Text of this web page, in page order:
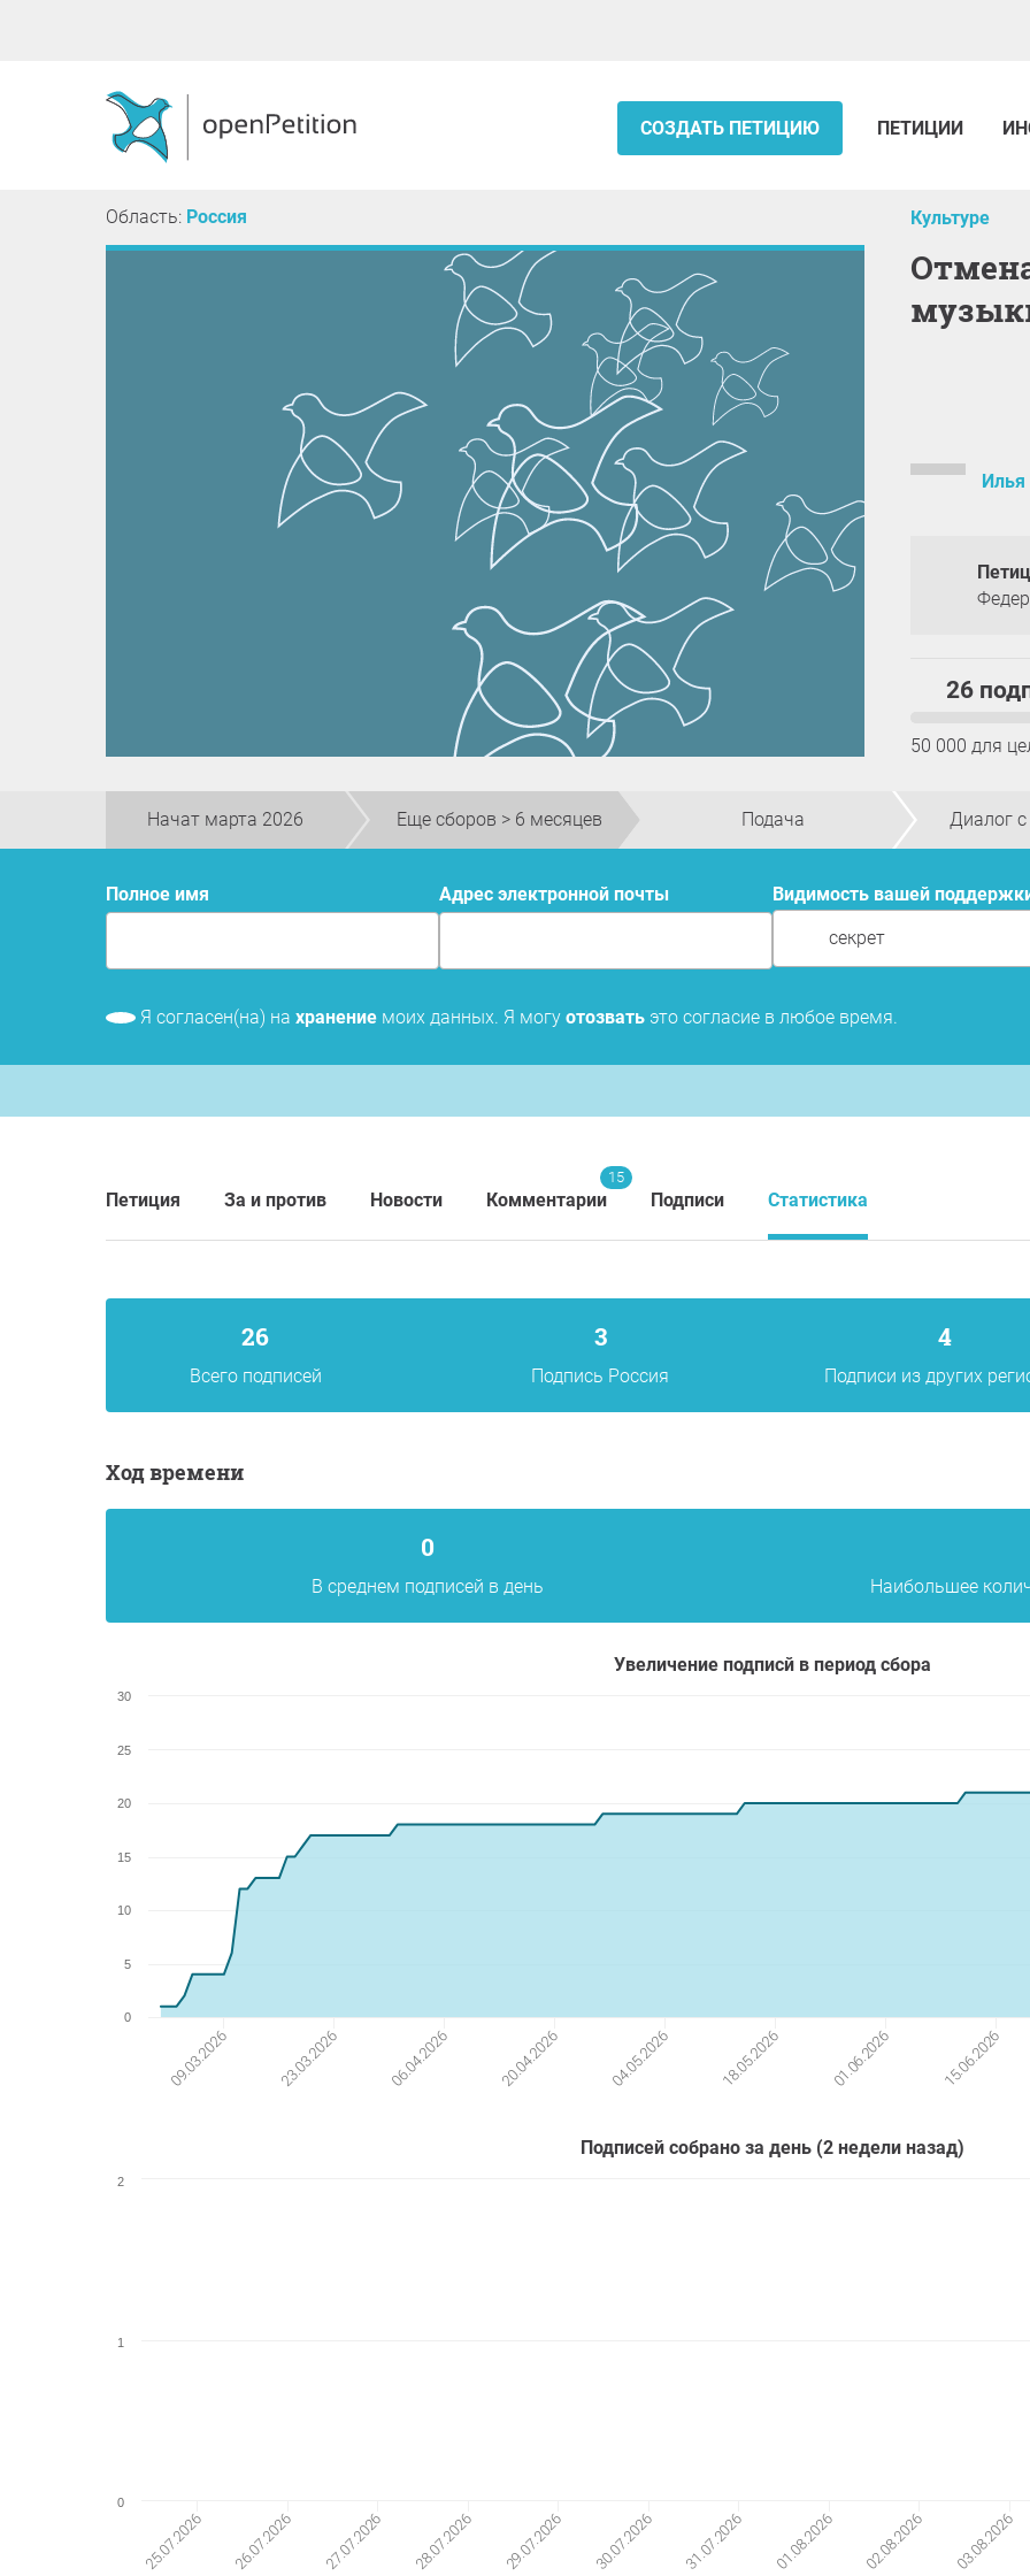
СОЗДАТЬ ПЕТИЦИЮ ПЕТИЦИИ
Область: Россия Культуре
отмена поправки о цензуре
Илья
26
50 000 для
Начат марта 2026 Еще сборов > 6 месяцев Подача Диалог
Полное имя Адрес электронной почты
Видимость вашей
секрет
Я согласен(на) на хранение моих данных. Я могу отозвать это согласие в любое время.
Петиция За и против Новости Комментарии
15
Подписи Статистика
26
Всего подписей
3
Подпись Россия
4
Подписи из других
Ход времени
0
В среднем подписей в день Наибольшее
Увеличение подписй в период сбора
09.03.2026 23.03.2026 06.04.2026 20.04.2026 04.05.2026 18.05.2026 01.06.2026 15.06.2026
0
5
10
15
20
25
30
Подписей собрано за день (2 недели назад)
25.07.2026 26.07.2026 27.07.2026 28.07.2026 29.07.2026 30.07.2026 31.07.2026 01.08.2026 02.08.2026 03.08.2026
0
1
2